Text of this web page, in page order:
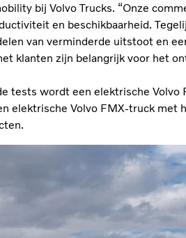
bij Volvo Trucks. “Onze
en beschikbaarheid.
van verminderde uitstoot en
klanten zijn belangrijk voor het
tests wordt een elektrische
elektrische Volvo FMX-truck met